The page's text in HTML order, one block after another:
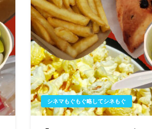
シネマもぐもぐ略してシネもぐ